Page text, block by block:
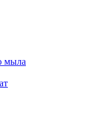
мыла